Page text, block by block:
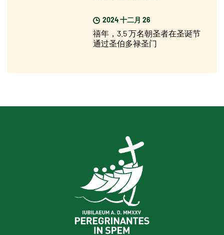
2024 十二月 26
禧年，3.5 万名朝圣者在圣诞节
通过圣伯多禄圣门